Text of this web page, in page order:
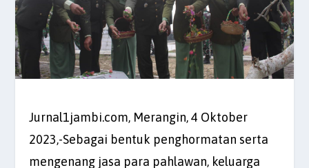
Jurnal1jambi.com, Merangin, 4 Oktober
2023,-Sebagai bentuk penghormatan serta
mengenang jasa para pahlawan, keluarga